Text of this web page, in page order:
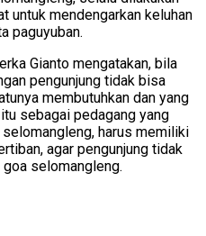
untuk mendengarkan keluhan
paguyuban.
Gianto mengatakan, bila
pengunjung tidak bisa
membutuhkan dan yang
sebagai pedagang yang
harus memiliki
agar pengunjung tidak
selomangleng.